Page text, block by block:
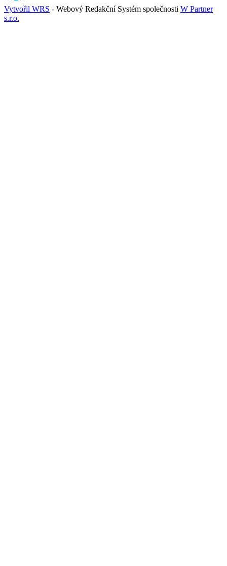
Vytvořil WRS - Webový Redakční Systém společnosti W Partner
s.r.o.